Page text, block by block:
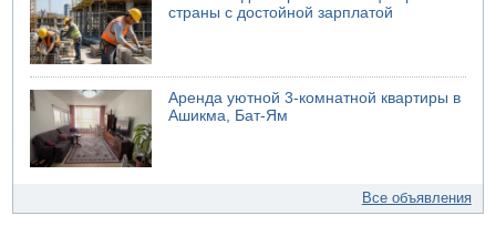
страны с достойной зарплатой
Аренда уютной 3-комнатной квартиры в
Ашикма, Бат-Ям
Все объявления